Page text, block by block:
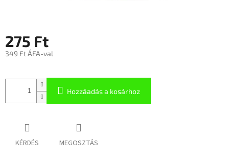
275 Ft
349 Ft ÁFA-val
Hozzáadás a kosárhoz
KÉRDÉS MEGOSZTÁS